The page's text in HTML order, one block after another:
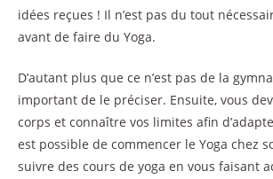
idées reçues ! Il n’est pas du tout
avant de faire du Yoga.
D’autant plus que ce n’est pas de la
important de le préciser. Ensuite, vous
corps et connaître vos limites afin
est possible de commencer le Yoga chez
suivre des cours de yoga en vous faisant